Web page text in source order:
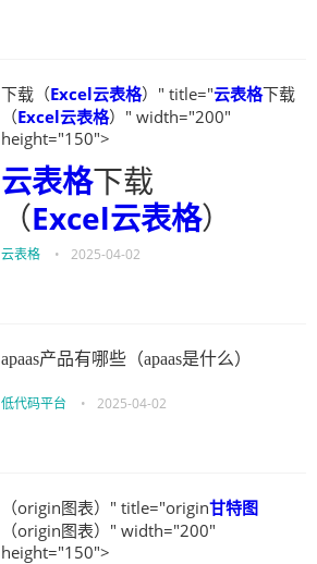
下载（Excel云表格）" title="云表格下载
（Excel云表格）" width="200"
height="150">
云表格下载
（Excel云表格）
云表格 • 2025-04-02
apaas产品有哪些（apaas是什么）
低代码平台 • 2025-04-02
（origin图表）" title="origin甘特图
（origin图表）" width="200"
height="150">